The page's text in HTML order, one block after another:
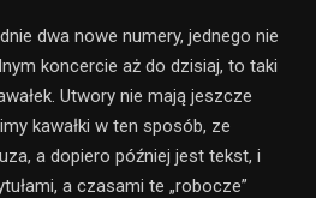
dwa nowe numery, jednego nie
koncercie aż do dzisiaj, to taki
Utwory nie mają jeszcze
kawałki w ten sposób, ze
a dopiero później jest tekst, i
a czasami te „robocze”